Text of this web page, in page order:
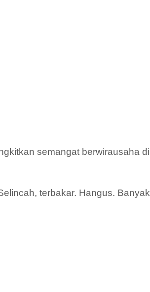
semangat berwirausaha di
terbakar. Hangus. Banyak